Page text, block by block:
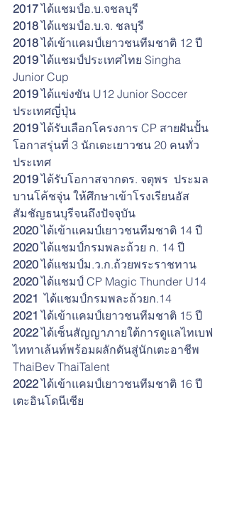
2017 ได้แชมป์อ.บ.จชลบุรี
2018 ได้แชมป์อ.บ.จ. ชลบุรี
2018 ได้เข้าแคมป์เยาวชนทีมชาติ 12 ปี
2019 ได้แชมป์ประเทศไทย Singha
Junior Cup
2019 ได้แข่งขัน U12 Junior Soccer
ประเทศญี่ปุ่น
2019 ได้รับเลือกโครงการ CP สายฝันปั้น
โอกาสรุ่นที่ 3 นักเตะเยาวชน 20 คนทั่ว
ประเทศ
2019 ได้รับโอกาสจากดร. จตุพร  ประมล
บานโค้ชจุ่น ให้ศึกษาเข้าโรงเรียนอัส
สัมชัญธนบุรีจนถึงปัจจุบัน
2020 ได้เข้าแคมป์เยาวชนทีมชาติ 14 ปี
2020 ได้แชมป์กรมพละถ้วย ก. 14 ปี
2020 ได้แชมป์ม.ว.ก.ถ้วยพระราชทาน
2020 ได้แชมป์ CP Magic Thunder U14
2021 ได้แชมป์กรมพละถ้วยก.14
2021 ได้เข้าแคมป์เยาวชนทีมชาติ 15 ปี
2022 ได้เซ็นสัญญาภายใต้การดูแลไทเบฟ
ไททาเล้นท์พร้อมผลักดันสู่นักเตะอาชีพ
ThaiBev ThaiTalent
2022 ได้เข้าแคมป์เยาวชนทีมชาติ 16 ปี
เตะอินโดนีเซีย